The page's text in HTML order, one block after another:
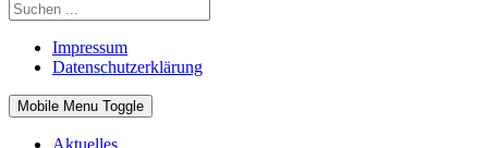
Impressum
Datenschutzerklärung
Mobile Menu Toggle